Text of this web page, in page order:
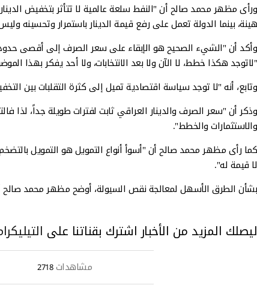
ورأى مظهر محمد صالح أن "النفط سلعة عالمية لا تتأثر بتخفيض
هينة، بينما الدولة تعمل على رفع قيمة الدينار باستمرار وتحسينه
وأكد أن "الشيء الصحيح هو الإبقاء على سعر الصرف إلى أقصى حدود
"لاتوجد هكذا خطط، لا الآن ولا بعد الانتخابات، ولا أحد يفكر
وتابع، أنه "لا توجد سياسة اقتصادية تميل إلى كثرة التقلبات بين
وذكر أن "سعر الصرف والدينار العراقي ثابت لفترات طويلة جداً، لذا
والاستثمارات والخطط".
كما رأى مظهر محمد صالح أن "أسوأ أنواع التمويل هو التمويل
لا قيمة له".
بشأن الطرق الأسهل لمعالجة نقص السيولة، أوضح مظهر محمد صالح
ليصلك المزيد من الأخبار اشترك بقناتنا على
مشاهدات2718